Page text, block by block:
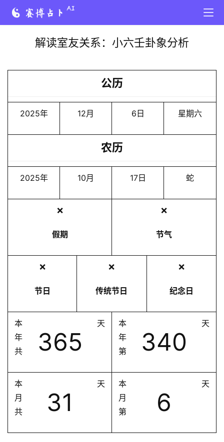
解读室友关系：小六壬卦象分析
公历
2025年 12月 6日 星期六
农历
2025年 10月 17日 蛇
❌
假期
❌
节气
❌
节日
❌
传统节日
❌
纪念日
本
年
共
365
天
本
年
第
340
天
本
月
共
31
天
本
月
第
6
天